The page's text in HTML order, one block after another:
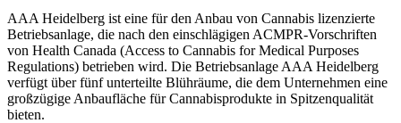
AAA Heidelberg ist eine für den Anbau von Cannabis lizenzierte
Betriebsanlage, die nach den einschlägigen ACMPR-Vorschriften
von Health Canada (Access to Cannabis for Medical Purposes
Regulations) betrieben wird. Die Betriebsanlage AAA Heidelberg
verfügt über fünf unterteilte Blühräume, die dem Unternehmen eine
großzügige Anbaufläche für Cannabisprodukte in Spitzenqualität
bieten.